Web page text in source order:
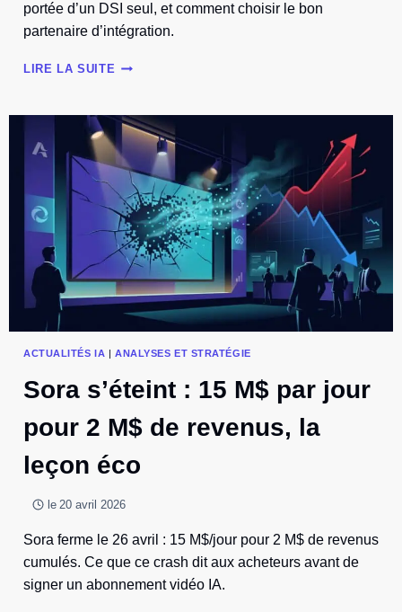
portée d’un DSI seul, et comment choisir le bon
partenaire d’intégration.
LIRE LA SUITE INTÉGRER
ENTREPRISE
POURQUOI
C’EST
DEVENU
UN
MÉTIER
ACTUALITÉS IA | ANALYSES ET STRATÉGIE
Sora s’éteint : 15 M$ par jour
pour 2 M$ de revenus, la
leçon éco
le 20 avril 2026
Sora ferme le 26 avril : 15 M$/jour pour 2 M$ de revenus
cumulés. Ce que ce crash dit aux acheteurs avant de
signer un abonnement vidéo IA.